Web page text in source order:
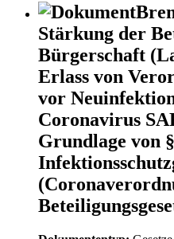
Stärkung der
Bürgerschaft
Erlass von
vor
Coronavirus
Grundlage von